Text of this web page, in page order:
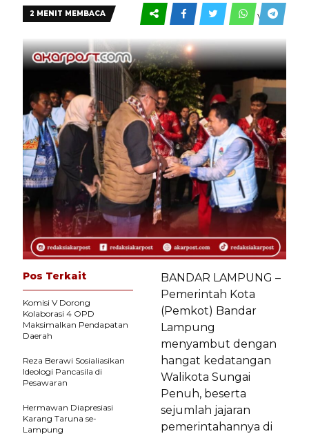
VIEW
2 MENIT MEMBACA
BANDAR LAMPUNG –
Pemerintah Kota
(Pemkot) Bandar
Lampung
menyambut dengan
hangat kedatangan
Walikota Sungai
Penuh, beserta
sejumlah jajaran
pemerintahannya di
Pos Terkait
Komisi V Dorong
Kolaborasi 4 OPD
Maksimalkan Pendapatan
Daerah
Reza Berawi Sosialiasikan
Ideologi Pancasila di
Pesawaran
Hermawan Diapresiasi
Karang Taruna se-
Lampung